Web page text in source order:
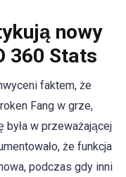
nowy
360 Stats
faktem, że
Fang w grze,
była w przeważającej
że funkcja
podczas gdy inni